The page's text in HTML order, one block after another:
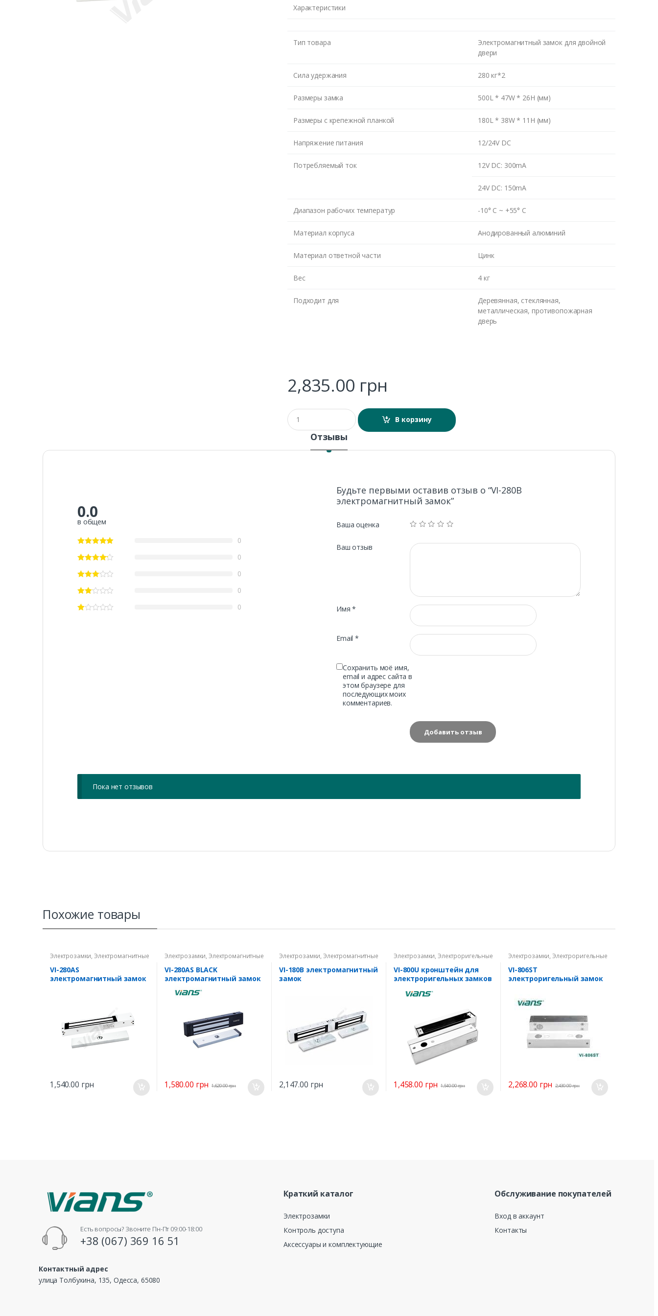
Характеристики
Тип товара
Электромагнитный замок для двойной
двери
Сила удержания 280 кг*2
Размеры замка 500L * 47W * 26H (мм)
Размеры c крепежной планкой 180L * 38W * 11H (мм)
Напряжение питания 12/24V DC
Потребляемый ток 12V DC: 300mA
24V DC: 150mA
Диапазон рабочих температур -10° C ~ +55° C
Материал корпуса Анодированный алюминий
Материал ответной части Цинк
Вес 4 кг
Подходит для
Деревянная, стеклянная,
металлическая, противопожарная
дверь
2,835.00 грн
Q
u
a
t
В корзину
Отзывы
0.0
в общем
0
0
0
0
0
Будьте первыми оставив отзыв о “VI-280B
электромагнитный замок”
Ваша оценка
Ваш отзыв
Имя*
Email*
Сохранить моё имя,
email и адрес сайта в
этом браузере для
последующих моих
комментариев.
Пока нет отзывов
Похожие товары
Электрозамки,Электромагнитные
замки
VI-280AS
электромагнитный замок
1,540.00 грн
Электрозамки,Электромагнитные
замки
VI-280AS BLACK
электромагнитный замок
1,580.00 грн 1,620.00грн
Электрозамки,Электромагнитные
замки
VI-180B электромагнитный
замок
2,147.00 грн
Электрозамки,Электроригельные
замки
VI-800U кронштейн для
электроригельных замков
1,458.00 грн 1,540.00грн
Электрозамки,Электроригельные
замки
VI-806ST
электроригельный замок
2,268.00 грн 2,430.00грн
Есть вопросы? Звоните Пн-Пт 09:00-18:00
+38 (067) 369 16 51
Контактный адрес
улица Толбухина, 135, Одесса, 65080
Краткий каталог
Электрозамки
Контроль доступа
Аксессуары и комплектующие
Обслуживание покупателей
Вход в аккаунт
Контакты